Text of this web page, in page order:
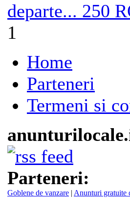
departe... 250
1
Home
Parteneri
Termeni si
Parteneri:
Goblene de vanzare | Anunturi gratuite